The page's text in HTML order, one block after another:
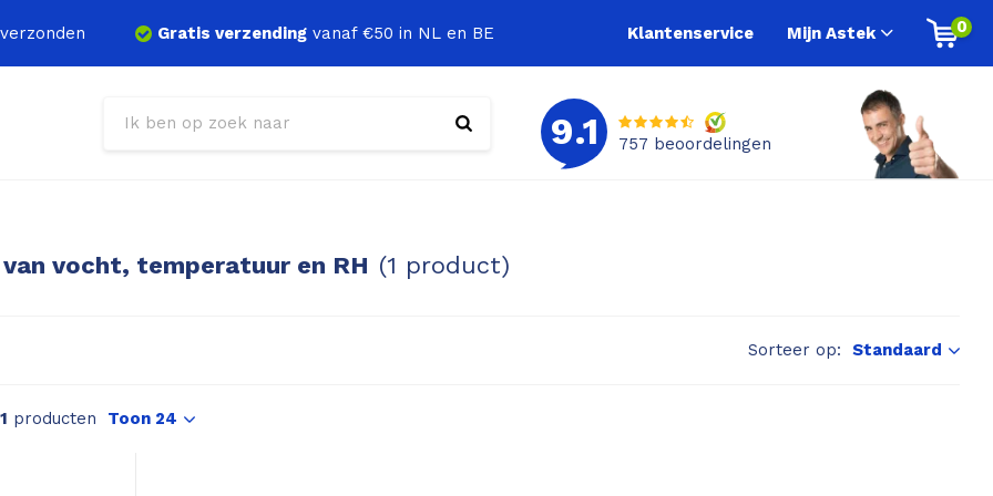
verzonden Gratis verzending vanaf €50 in NL en BE Klantenservice Mijn Astek 0
9.1 757 beoordelingen
vocht, temperatuur en RH (1 product)
Sorteer op: Standaard
1 producten Toon 24